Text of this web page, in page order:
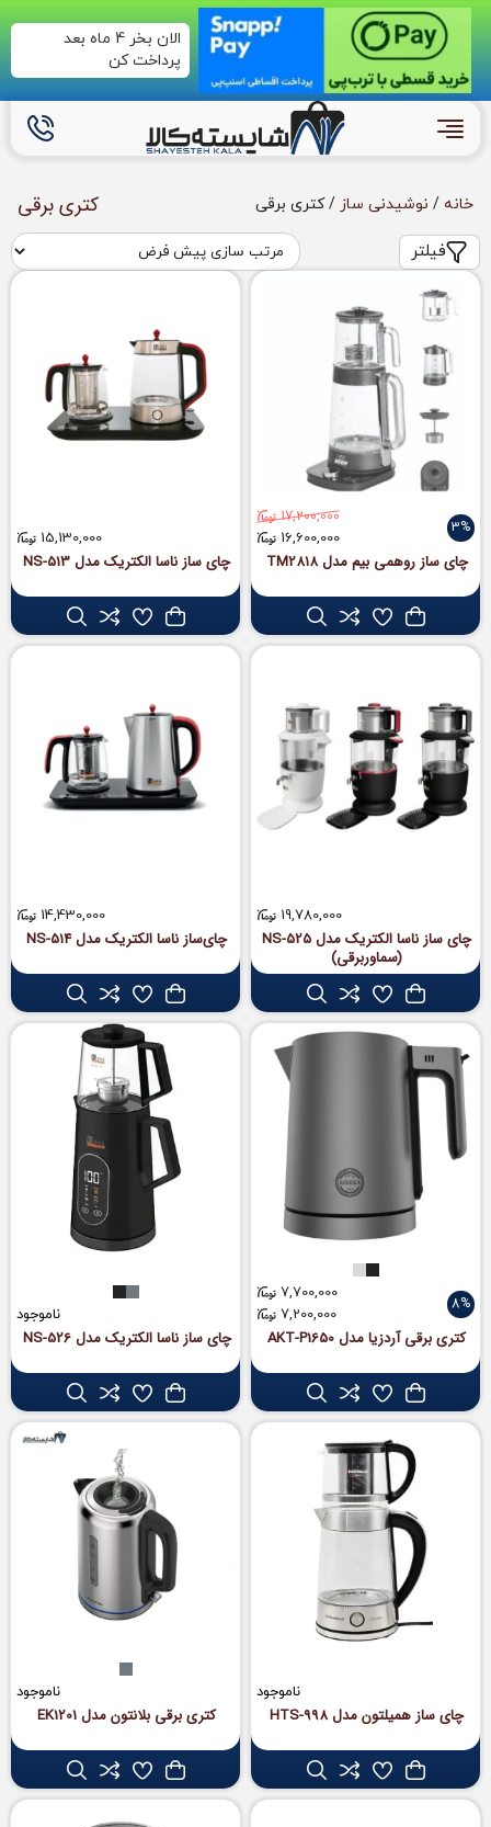
الان بخر 4 ماه بعد
پرداخت کن
خانه / نوشیدنی ساز / کتری برقی کتری برقی
فیلتر
3%
17,200,000
16,600,000
چای ساز روهمی بیم مدل TM2818
15,130,000
چای ساز ناسا الکتریک مدل NS-513
19,780,000
چای ساز ناسا الکتریک مدل NS-525
(سماوربرقی)
14,430,000
چای‌ساز ناسا الکتریک مدل NS-514
8%
7,700,000
7,200,000
کتری برقی آردزیا مدل AKT-P1650
ناموجود
چای ساز ناسا الکتریک مدل NS-526
ناموجود
چای ساز همیلتون مدل HTS-998
ناموجود
کتری برقی بلانتون مدل EK1201